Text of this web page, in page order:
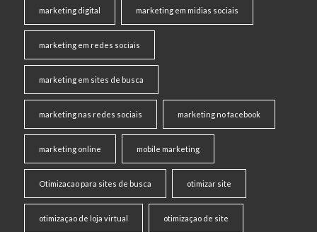
marketing digital marketing em midias sociais
marketing em redes sociais
marketing em sites de busca
marketing nas redes sociais marketing no facebook
marketing online mobile marketing
Otimizacao para sites de busca otimizar site
otimizaçao de loja virtual otimizaçao de site